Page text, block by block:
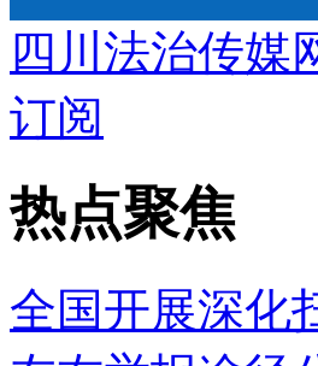
四川法治传媒
订阅
热点聚焦
全国开展深